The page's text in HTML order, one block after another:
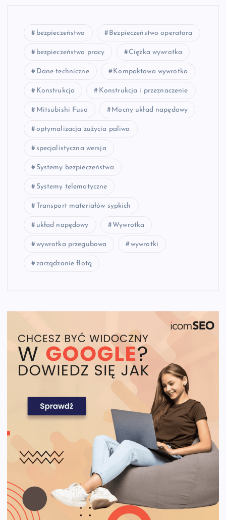
bezpieczeństwo Bezpieczeństwo operatora
bezpieczeństwo pracy Ciężka wywrotka
Dane techniczne Kompaktowa wywrotka
Konstrukcja Konstrukcja i przeznaczenie
Mitsubishi Fuso Mocny układ napędowy
optymalizacja zużycia paliwa
specjalistyczna wersja
Systemy bezpieczeństwa
Systemy telematyczne
Transport materiałów sypkich
układ napędowy Wywrotka
wywrotka przegubowa wywrotki
zarządzanie flotą